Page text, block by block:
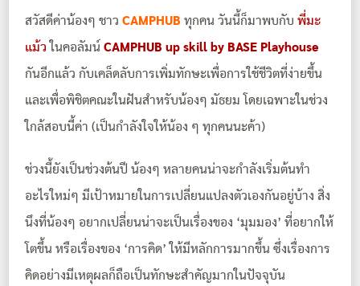
สวัสดีค่าน้องๆ ชาวCAMPHUB ทุกคน วันนี้ก็มาพบกับพี่มะ
แม้ว ในคอลัมน์CAMPHUB up skill by BASE Playhouse
กันอีกแล้ว กับเคล็ดลับการเพิ่มทักษะเพื่อการใช้ชีวิตที่ง่ายขึ้น
และเพื่อพิชิตคณะในฝันสำหรับน้องๆ มัธยม โดยเฉพาะในช่วง
ใกล้สอบนี้ค่า (เป็นกำลังใจให้น้อง ๆ ทุกคนนะค้า)
ช่วงนี้ยังเป็นช่วงต้นปี น้องๆ หลายคนน่าจะกำลังเริ่มต้นทำ
อะไรใหม่ๆ มีเป้าหมายในการเปลี่ยนแปลงตัวเองกันอยู่บ้าง สิ่ง
นึงที่น้องๆ อยากเปลี่ยนน่าจะเป็นเรื่องของ ‘มุมมอง’ ที่อยากให้
โตขึ้น หรือเรื่องของ ‘การคิด’ ให้มีหลักการมากขึ้น ซึ่งเรื่องการ
คิดอย่างมีเหตุผลก็ถือเป็นทักษะสำคัญมากในปัจจุบัน